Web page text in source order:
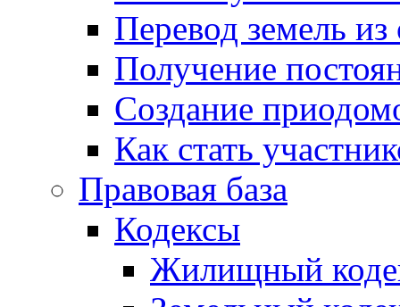
Перевод земель
Получение
Создание
Как стать
Правовая база
Кодексы
Жилищный